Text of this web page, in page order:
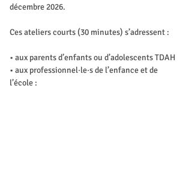
décembre 2026.
Ces ateliers courts (30 minutes) s’adressent :
• aux parents d’enfants ou d’adolescents TDAH
• aux professionnel·le·s de l’enfance et de
l’école :